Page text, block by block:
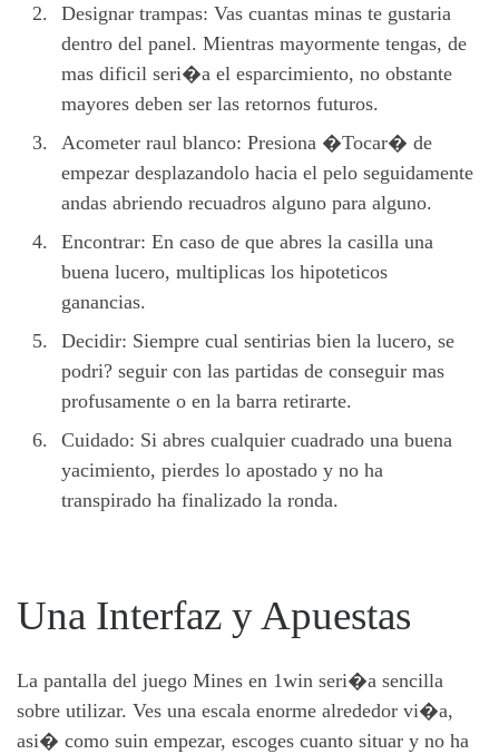
Designar trampas: Vas cuantas minas te gustaria
dentro del panel. Mientras mayormente tengas, de
mas dificil seri�a el esparcimiento, no obstante
mayores deben ser las retornos futuros.
Acometer raul blanco: Presiona �Tocar� de
empezar desplazandolo hacia el pelo seguidamente
andas abriendo recuadros alguno para alguno.
Encontrar: En caso de que abres la casilla una
buena lucero, multiplicas los hipoteticos
ganancias.
Decidir: Siempre cual sentirias bien la lucero, se
podri? seguir con las partidas de conseguir mas
profusamente o en la barra retirarte.
Cuidado: Si abres cualquier cuadrado una buena
yacimiento, pierdes lo apostado y no ha
transpirado ha finalizado la ronda.
Una Interfaz y Apuestas
La pantalla del juego Mines en 1win seri�a sencilla
sobre utilizar. Ves una escala enorme alrededor vi�a,
asi� como suin empezar, escoges cuanto situar y no ha